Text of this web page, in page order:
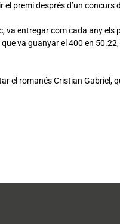
premi després d’un concurs
va entregar com cada any els
va guanyar el 400 en
el romanés Cristian